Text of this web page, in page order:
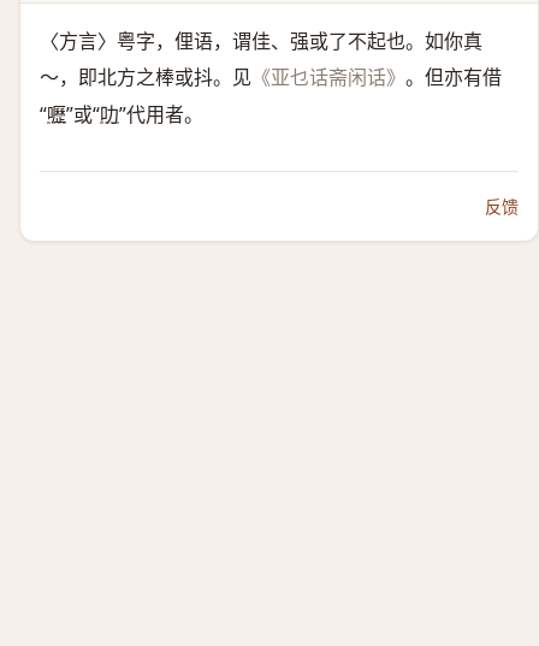
〈方言〉粤字，俚语，谓佳、强或了不起也。如你真
～，即北方之棒或抖。见 《亚乜话斋闲话》 。但亦有借
“嚦”或“叻”代用者。
反馈